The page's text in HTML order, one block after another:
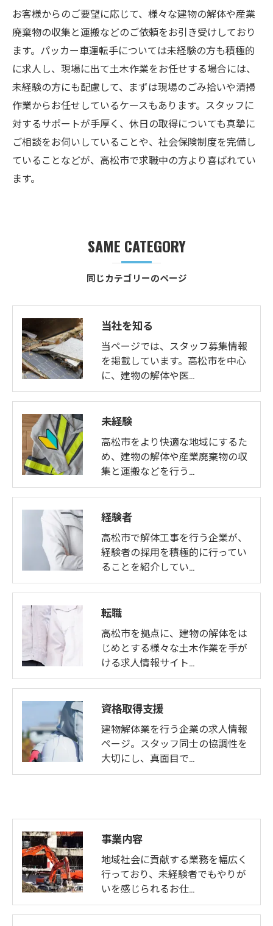
お客様からのご要望に応じて、様々な建物の解体や産業
廃棄物の収集と運搬などのご依頼をお引き受けしており
ます。パッカー車運転手については未経験の方も積極的
に求人し、現場に出て土木作業をお任せする場合には、
未経験の方にも配慮して、まずは現場のごみ拾いや清掃
作業からお任せしているケースもあります。スタッフに
対するサポートが手厚く、休日の取得についても真摯に
ご相談をお伺いしていることや、社会保険制度を完備し
ていることなどが、高松市で求職中の方より喜ばれてい
ます。
同じカテゴリーのページ
SAME CATEGORY
当社を知る
当ページでは、スタッフ募集情報
を掲載しています。高松市を中心
に、建物の解体や医…
未経験
高松市をより快適な地域にするた
め、建物の解体や産業廃棄物の収
集と運搬などを行う…
経験者
高松市で解体工事を行う企業が、
経験者の採用を積極的に行ってい
ることを紹介してい…
転職
高松市を拠点に、建物の解体をは
じめとする様々な土木作業を手が
ける求人情報サイト…
資格取得支援
建物解体業を行う企業の求人情報
ページ。スタッフ同士の協調性を
大切にし、真面目で…
事業内容
地域社会に貢献する業務を幅広く
行っており、未経験者でもやりが
いを感じられるお仕…